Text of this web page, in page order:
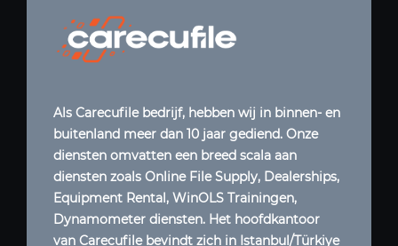
Als Carecufile bedrijf, hebben wij in binnen- en
buitenland meer dan 10 jaar gediend. Onze
diensten omvatten een breed scala aan
diensten zoals Online File Supply, Dealerships,
Equipment Rental, WinOLS Trainingen,
Dynamometer diensten. Het hoofdkantoor
van Carecufile bevindt zich in Istanbul/Türkiye